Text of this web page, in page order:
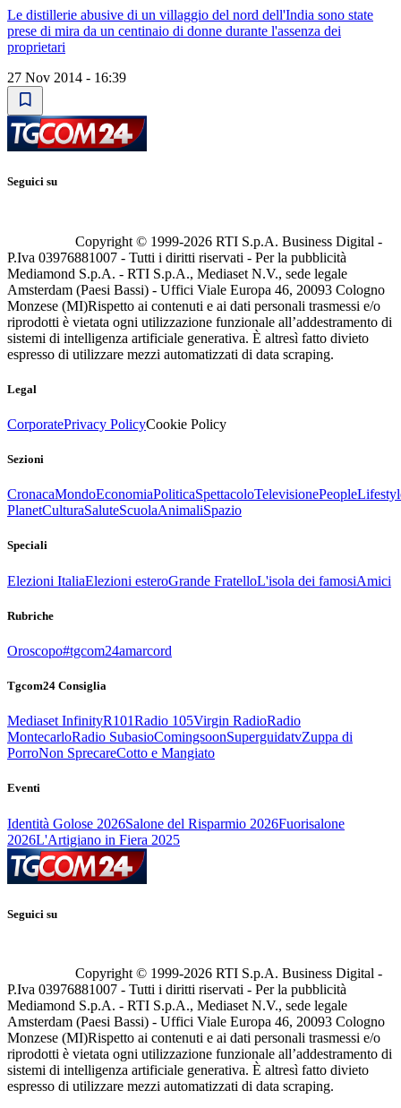
Le distillerie abusive di un villaggio del nord dell'India sono state
prese di mira da un centinaio di donne durante l'assenza dei
proprietari
27 Nov 2014 - 16:39
Seguici su
Copyright © 1999-2026 RTI S.p.A. Business Digital -
P.Iva 03976881007 - Tutti i diritti riservati - Per la pubblicità
Mediamond S.p.A. - RTI S.p.A., Mediaset N.V., sede legale
Amsterdam (Paesi Bassi) - Uffici Viale Europa 46, 20093 Cologno
Monzese (MI)Rispetto ai contenuti e ai dati personali trasmessi e/o
riprodotti è vietata ogni utilizzazione funzionale all’addestramento di
sistemi di intelligenza artificiale generativa. È altresì fatto divieto
espresso di utilizzare mezzi automatizzati di data scraping.
Legal
CorporatePrivacy PolicyCookie Policy
Sezioni
CronacaMondoEconomiaPoliticaSpettacoloTelevisionePeople
PlanetCulturaSaluteScuolaAnimaliSpazio
Speciali
Elezioni ItaliaElezioni esteroGrande FratelloL'isola dei famosiAmici
Rubriche
Oroscopo#tgcom24amarcord
Tgcom24 Consiglia
Mediaset InfinityR101Radio 105Virgin RadioRadio
MontecarloRadio SubasioComingsoonSuperguidatvZuppa di
PorroNon SprecareCotto e Mangiato
Eventi
Identità Golose 2026Salone del Risparmio 2026Fuorisalone
2026L'Artigiano in Fiera 2025
Seguici su
Copyright © 1999-2026 RTI S.p.A. Business Digital -
P.Iva 03976881007 - Tutti i diritti riservati - Per la pubblicità
Mediamond S.p.A. - RTI S.p.A., Mediaset N.V., sede legale
Amsterdam (Paesi Bassi) - Uffici Viale Europa 46, 20093 Cologno
Monzese (MI)Rispetto ai contenuti e ai dati personali trasmessi e/o
riprodotti è vietata ogni utilizzazione funzionale all’addestramento di
sistemi di intelligenza artificiale generativa. È altresì fatto divieto
espresso di utilizzare mezzi automatizzati di data scraping.